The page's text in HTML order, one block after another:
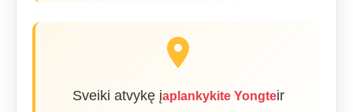
Sveiki atvykę įaplankykite Yongteir